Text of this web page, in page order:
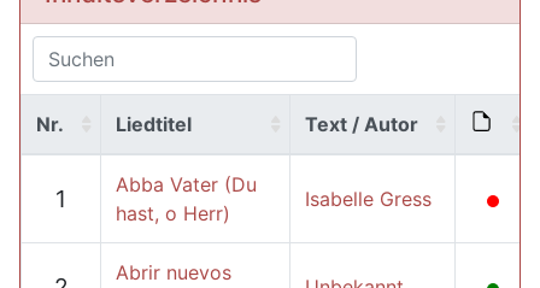
Nr. Liedtitel Text / Autor
1
Abba Vater (Du
hast, o Herr)
Isabelle Gress
Abrir nuevos